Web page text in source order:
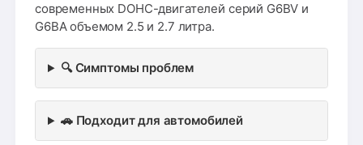
современных DOHC-двигателей серий G6BV и
G6BA объемом 2.5 и 2.7 литра.
🔍 Симптомы проблем
🚗 Подходит для автомобилей